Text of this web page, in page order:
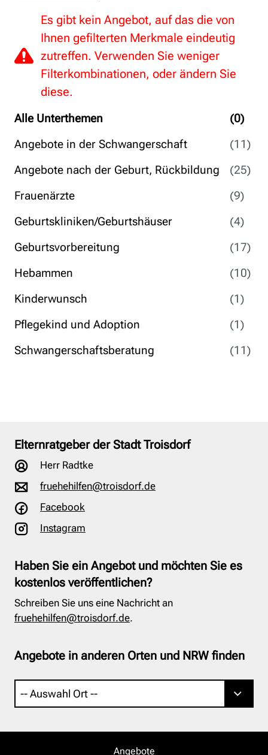
Alle Unterthemen
(0)
Angebote in der Schwangerschaft
(11)
Angebote nach der Geburt, Rückbildung
(25)
Frauenärzte
(9)
Geburtskliniken/Geburtshäuser
(4)
Geburtsvorbereitung
(17)
Hebammen
(10)
Kinderwunsch
(1)
Pflegekind und Adoption
(1)
Schwangerschaftsberatung
(11)
Es gibt kein Angebot, auf das die von
Ihnen gefilterten Merkmale eindeutig
zutreffen. Verwenden Sie weniger
Filterkombinationen, oder ändern Sie
diese.
Elternratgeber der Stadt Troisdorf
Herr Radtke
fruehehilfen@troisdorf.de
Facebook
Instagram
Haben Sie ein Angebot und möchten Sie es
kostenlos veröffentlichen?
Schreiben Sie uns eine Nachricht an
fruehehilfen@troisdorf.de.
Angebote in anderen Orten und NRW finden
Angebote